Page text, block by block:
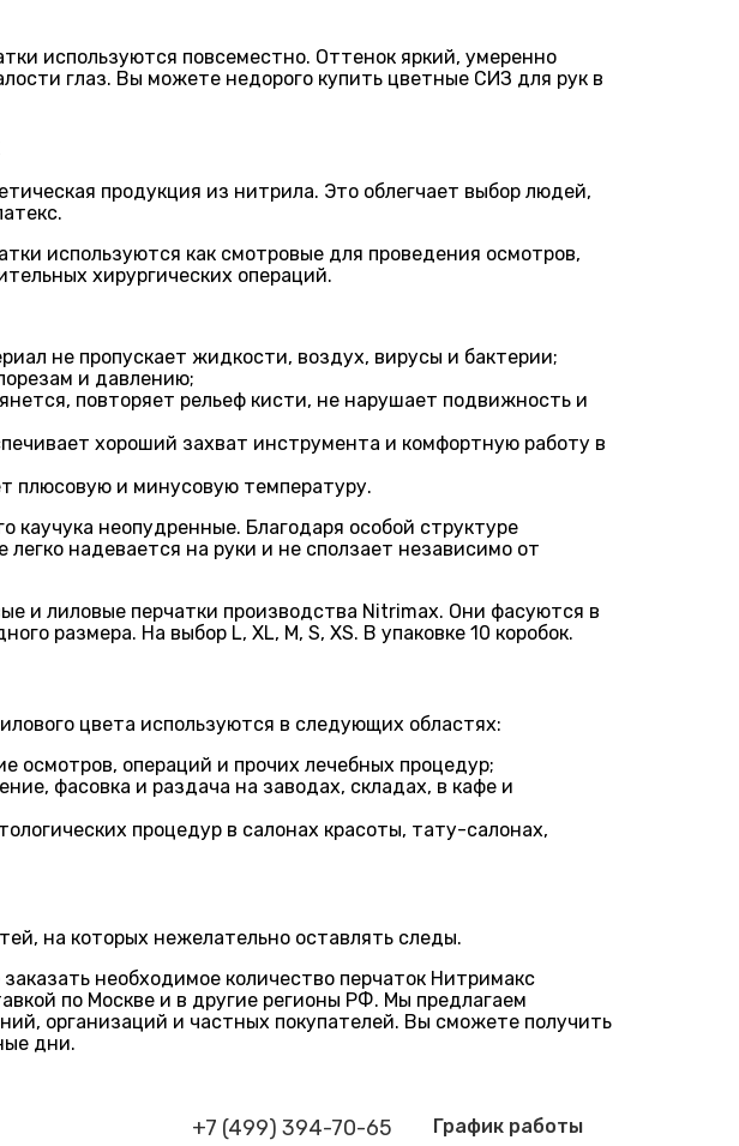
используются повсеместно. Оттенок яркий, умеренно
глаз. Вы можете недорого купить цветные СИЗ для рук в
продукция из нитрила. Это облегчает выбор людей,
используются как смотровые для проведения осмотров,
хирургических операций.
не пропускает жидкости, воздух, вирусы и бактерии;
и давлению;
повторяет рельеф кисти, не нарушает подвижность и
хороший захват инструмента и комфортную работу в
плюсовую и минусовую температуру.
каучука неопудренные. Благодаря особой структуре
надевается на руки и не сползает независимо от
и лиловые перчатки производства Nitrimax. Они фасуются в
размера. На выбор L, ХL, М, S, ХS. В упаковке 10 коробок.
цвета используются в следующих областях:
осмотров, операций и прочих лечебных процедур;
фасовка и раздача на заводах, складах, в кафе и
процедур в салонах красоты, тату-салонах,
на которых нежелательно оставлять следы.
необходимое количество перчаток Нитримакс
по Москве и в другие регионы РФ. Мы предлагаем
организаций и частных покупателей. Вы сможете получить
дни.
+7 (499) 394-70-65 График работы